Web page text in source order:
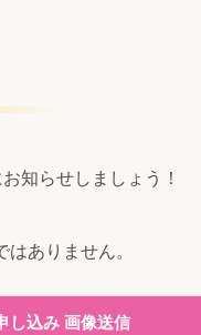
知らせしましょう！
ありません。
し込み 画像送信